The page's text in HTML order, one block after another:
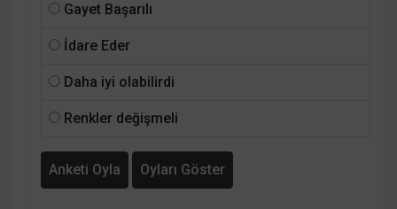
Gayet Başarılı
İdare Eder
Daha iyi olabilirdi
Renkler değişmeli
Anketi Oyla Oyları Göster